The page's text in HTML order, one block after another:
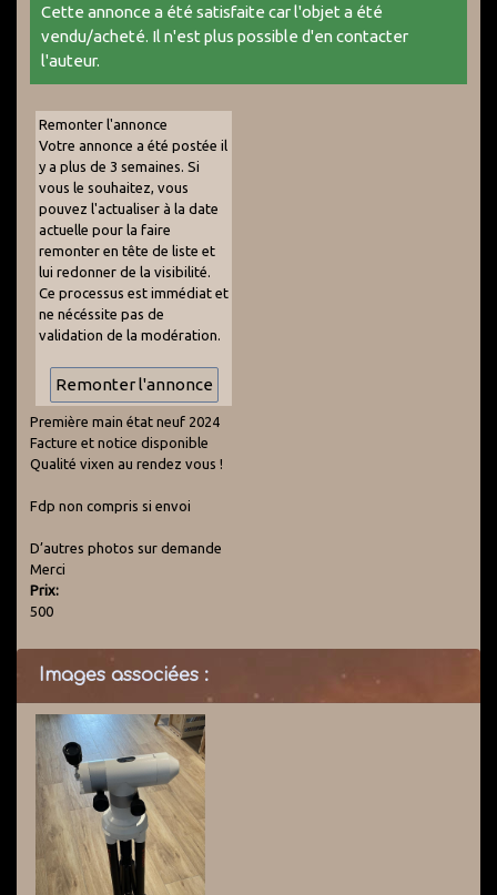
Cette annonce a été satisfaite car l'objet a été
vendu/acheté. Il n'est plus possible d'en contacter
l'auteur.
Remonter l'annonce
Votre annonce a été postée il
y a plus de 3 semaines. Si
vous le souhaitez, vous
pouvez l'actualiser à la date
actuelle pour la faire
remonter en tête de liste et
lui redonner de la visibilité.
Ce processus est immédiat et
ne nécéssite pas de
validation de la modération.
Première main état neuf 2024
Facture et notice disponible
Qualité vixen au rendez vous !
Fdp non compris si envoi
D’autres photos sur demande
Merci
Prix:
500
Images associées :